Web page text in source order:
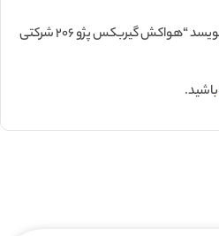
اولین کسی باشید که دیدگاهی می نویسد “هواکش گيربکس پژو 206 شرکتی
باشید.